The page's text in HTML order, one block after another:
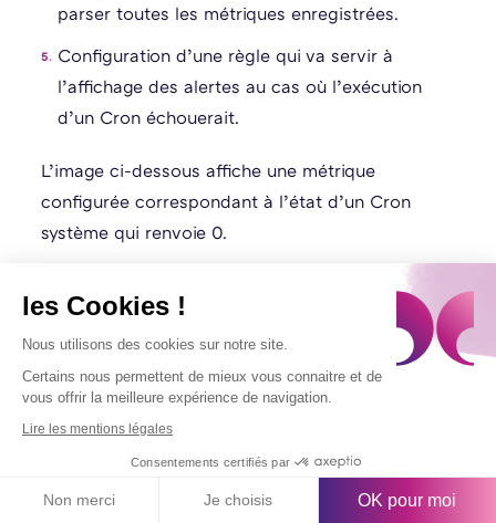
les Cookies !
Nous utilisons des cookies sur notre site.
Certains nous permettent de mieux vous connaitre et de
vous offrir la meilleure expérience de navigation.
Lire les mentions légales
Consentements certifiés par
Non merci Je choisis OK pour moi
parser toutes les métriques enregistrées.
Configuration d’une règle qui va servir à
l’affichage des alertes au cas où l’exécution
d’un Cronéchouerait.
L’image ci-dessous affiche une métrique
configurée correspondant à l’état d’un Cron
système qui renvoie 0.